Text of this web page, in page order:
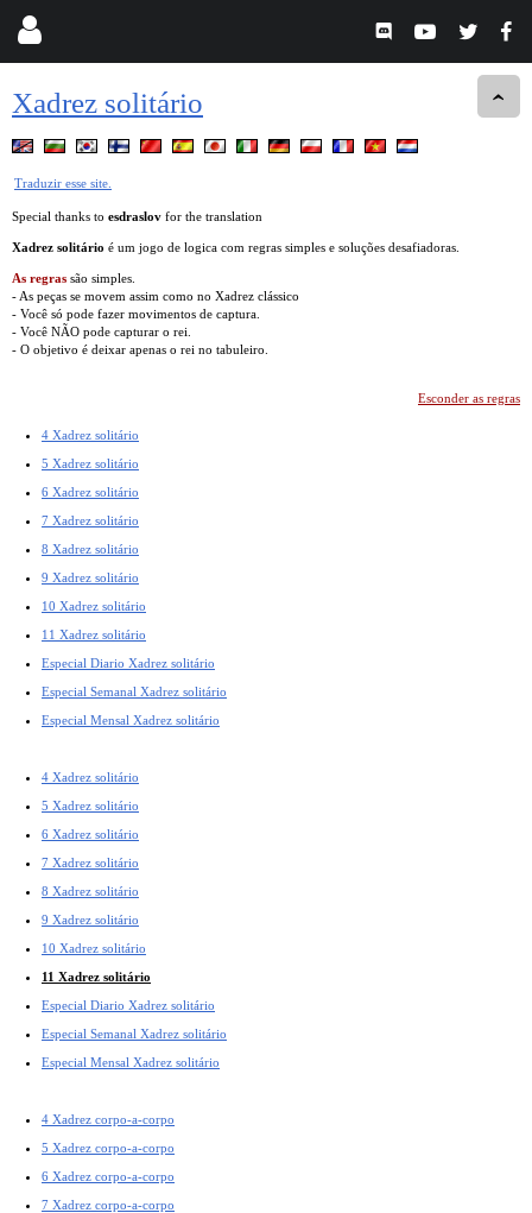
Xadrez solitário
Traduzir esse site.
Special thanks to esdraslov for the translation
Xadrez solitário é um jogo de logica com regras simples e soluções desafiadoras.
As regras são simples.
- As peças se movem assim como no Xadrez clássico
- Você só pode fazer movimentos de captura.
- Você NÃO pode capturar o rei.
- O objetivo é deixar apenas o rei no tabuleiro.
Esconder as regras
4 Xadrez solitário
5 Xadrez solitário
6 Xadrez solitário
7 Xadrez solitário
8 Xadrez solitário
9 Xadrez solitário
10 Xadrez solitário
11 Xadrez solitário
Especial Diario Xadrez solitário
Especial Semanal Xadrez solitário
Especial Mensal Xadrez solitário
4 Xadrez solitário
5 Xadrez solitário
6 Xadrez solitário
7 Xadrez solitário
8 Xadrez solitário
9 Xadrez solitário
10 Xadrez solitário
11 Xadrez solitário
Especial Diario Xadrez solitário
Especial Semanal Xadrez solitário
Especial Mensal Xadrez solitário
4 Xadrez corpo-a-corpo
5 Xadrez corpo-a-corpo
6 Xadrez corpo-a-corpo
7 Xadrez corpo-a-corpo